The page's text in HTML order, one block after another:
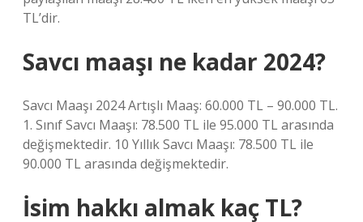
TL’dir.
Savcı maaşı ne kadar 2024?
Savcı Maaşı 2024 Artışlı Maaş: 60.000 TL – 90.000 TL.
1. Sınıf Savcı Maaşı: 78.500 TL ile 95.000 TL arasında
değişmektedir. 10 Yıllık Savcı Maaşı: 78.500 TL ile
90.000 TL arasında değişmektedir.
İsim hakkı almak kaç TL?